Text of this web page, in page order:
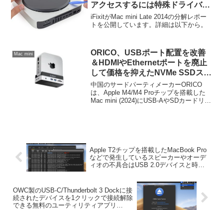
アクセスするには特殊ドライバー
が必要。
iFixitがMac mini Late 2014の分解レポー
トを公開しています。詳細は以下から。
Mac mini
ORICO、USBポート配置を改善
＆HDMIやEthernetポートを廃止
して価格を抑えたNVMe SSDスロ
ット付きのMac mini (2024)用縦
置きスタンド「ORICO MiniDock
VSE」を発売。
中国のサードパーティメーカーORICO
は、Apple M4/M4 Proチップを搭載した
Mac mini (2024)にUSB-AやSDカードリー
Apple T2チップを搭載したMacBook Pro
などで発生しているスピーカーやオーデ
ィオの不具合はUSB 2.0デバイスと時間
OWC製のUSB-C/Thunderbolt 3 Dockに接
続されたデバイスを1クリックで接続解除
できる無料のユーティリティアプリ